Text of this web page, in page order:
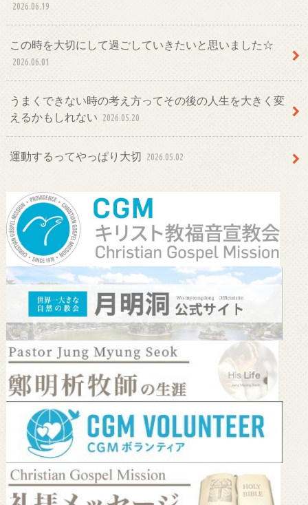
2026.06.19
この時を大切にして過ごしていきたいと思いました☆
2026.06.01
うまくできない時の考え方ってその後の人生を大きく変
えるかもしれない 2026.05.20
運動するってやっぱり大切 2026.05.02